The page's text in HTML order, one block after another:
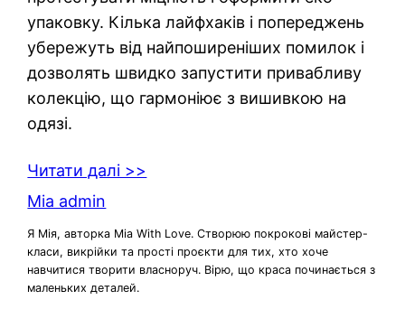
упаковку. Кілька лайфхаків і попереджень
убережуть від найпоширеніших помилок і
дозволять швидко запустити привабливу
колекцію, що гармоніює з вишивкою на
одязі.
Читати далі >>
Mia admin
Я Мія, авторка Mia With Love. Створюю покрокові майстер-
класи, викрійки та прості проєкти для тих, хто хоче
навчитися творити власноруч. Вірю, що краса починається з
маленьких деталей.